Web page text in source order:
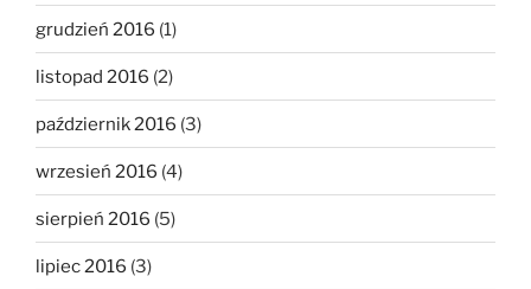
grudzień 2016 (1)
listopad 2016 (2)
październik 2016 (3)
wrzesień 2016 (4)
sierpień 2016 (5)
lipiec 2016 (3)